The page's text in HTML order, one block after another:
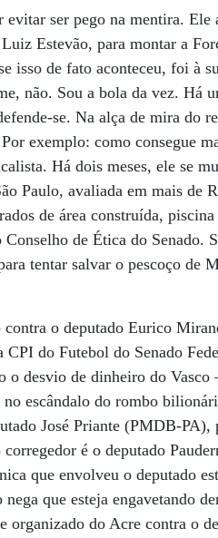
ser pego na mentira. Ele
Estevão, para montar a
isso de fato aconteceu, foi à
não. Sou a bola da vez. Há
se. Na alça de mira do
exemplo: como consegue
Há dois meses, ele se
Paulo, avaliada em mais de
de área construída, piscina
de Ética do Senado.
tentar salvar o pescoço de
contra o deputado Eurico
do Futebol do Senado
o desvio de dinheiro do Vasco
escândalo do rombo
José Priante (PMDB-PA),
é o deputado
que envolveu o deputado
que esteja engavetando
organizado do Acre contra o